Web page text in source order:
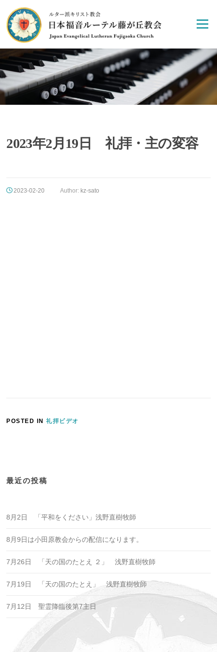
content
Menu
2023年2月19日 礼拝・主の変容
2023-02-20 Author: kz-sato
POSTED IN礼拝ビデオ
最近の投稿
8月2日 「平和をください」浅野直樹牧師
8月9日は小田原教会からの配信になります。
7月26日 「天の国のたとえ ２」 浅野直樹牧師
7月19日 「天の国のたとえ」 浅野直樹牧師
7月12日 聖霊降臨後第7主日